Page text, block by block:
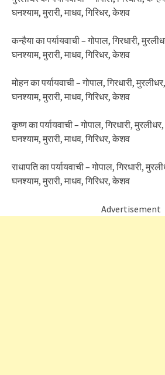
घनश्याम, मुरारी, माधव, गिरिधर, केशव
कन्हैया का पर्यायवाची – गोपाल, गिरधारी,
घनश्याम, मुरारी, माधव, गिरिधर, केशव
मोहन का पर्यायवाची – गोपाल, गिरधारी,
घनश्याम, मुरारी, माधव, गिरिधर, केशव
कृष्ण का पर्यायवाची – गोपाल, गिरधारी,
घनश्याम, मुरारी, माधव, गिरिधर, केशव
राधापति का पर्यायवाची – गोपाल, गिरधारी,
घनश्याम, मुरारी, माधव, गिरिधर, केशव
Advertisement